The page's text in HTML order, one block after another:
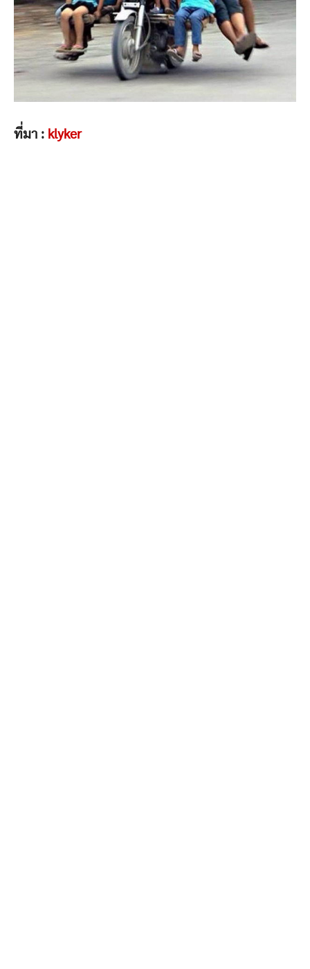
ที่มา : klyker